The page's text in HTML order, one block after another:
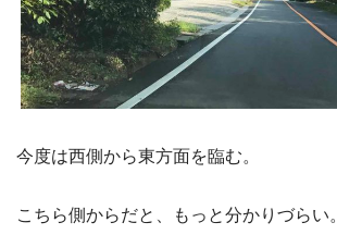
今度は西側から東方面を臨む。
こちら側からだと、もっと分かりづらい。